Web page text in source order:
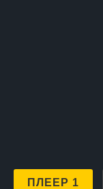
ПЛЕЕР 1